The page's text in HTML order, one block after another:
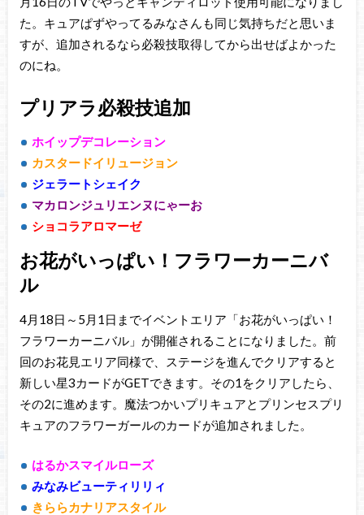
た。キュアぱずやってるみなさんも同じ気持ちだと思いま
すが、追加されるなら必殺技取得してから出せばよかった
のにね。
プリアラ必殺技追加
ホイップデコレーション
カスタードイリュージョン
ジェラートシェイク
マカロンジュリエンヌにゃーお
ショコラアロマーゼ
お花がいっぱい！フラワーカーニバ
ル
4月18日～5月1日までイベントエリア「お花がいっぱい！
フラワーカーニバル」が開催されることになりました。前
回のお花見エリア同様で、ステージを進んでクリアすると
新しい星3カードがGETできます。その1をクリアしたら、
その2に進めます。魔法つかいプリキュアとプリンセスプリ
キュアのフラワーガールのカードが追加されました。
はるかスマイルローズ
みなみビューティリリィ
きららカナリアスタイル